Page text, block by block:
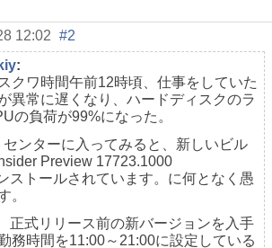
12:02 #2
:
クワ時間午前12時頃、仕事をしていた
異常に遅くなり、ハードディスクのラ
の負荷が99%になった。
ンターに入ってみると、新しいビル
Preview 17723.1000
ストールされています。に何となく愚
。
正式リリース前の新バージョンを入手
務時間を11:00～21:00に設定している